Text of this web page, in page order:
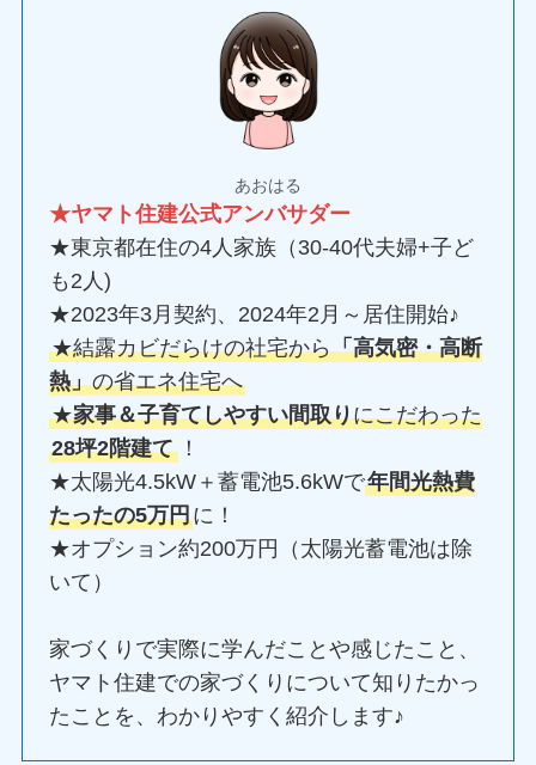
あおはる
★ヤマト住建公式アンバサダー
★東京都在住の4人家族（30-40代夫婦+子ど
も2人)
★2023年3月契約、2024年2月～居住開始♪
★結露カビだらけの社宅から「高気密・高断
熱」の省エネ住宅へ
★家事＆子育てしやすい間取りにこだわった
28坪2階建て ！
★太陽光4.5kW＋蓄電池5.6kWで年間光熱費
たったの5万円に！
★オプション約200万円（太陽光蓄電池は除
いて）
家づくりで実際に学んだことや感じたこと、
ヤマト住建での家づくりについて知りたかっ
たことを、わかりやすく紹介します♪